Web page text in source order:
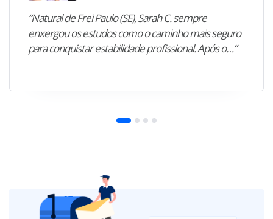
“Natural de Frei Paulo (SE), Sarah C. sempre
enxergou os estudos como o caminho mais seguro
para conquistar estabilidade profissional. Após o…”